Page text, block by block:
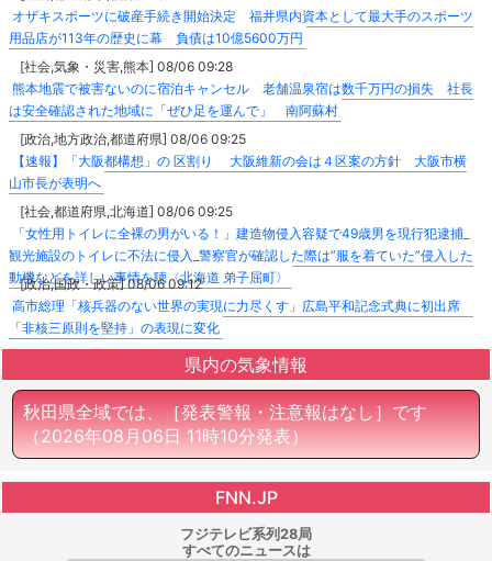
オザキスポーツに破産手続き開始決定 福井県内資本として最大手のスポーツ
用品店が113年の歴史に幕 負債は10億5600万円
[社会,気象・災害,熊本] 08/06 09:28
熊本地震で被害ないのに宿泊キャンセル 老舗温泉宿は数千万円の損失 社長
は安全確認された地域に「ぜひ足を運んで」 南阿蘇村
[政治,地方政治,都道府県] 08/06 09:25
【速報】「大阪都構想」の 区割り 大阪維新の会は４区案の方針 大阪市横
山市長が表明へ
[社会,都道府県,北海道] 08/06 09:25
「女性用トイレに全裸の男がいる！」建造物侵入容疑で49歳男を現行犯逮捕_
観光施設のトイレに不法に侵入_警察官が確認した際は”服を着ていた”侵入した
動機などを詳しい事情を聴〈北海道 弟子屈町〉
[政治,国政・政策] 08/06 09:12
高市総理「核兵器のない世界の実現に力尽くす」広島平和記念式典に初出席
「非核三原則を堅持」の表現に変化
県内の気象情報
秋田県全域では、［発表警報・注意報はなし］です
（2026年08月06日 11時10分発表）
FNN.JP
フジテレビ系列28局
すべてのニュースは